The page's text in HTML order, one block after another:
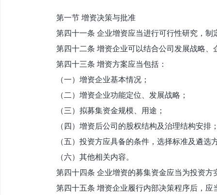
第一节 增资决策与批准
第四十一条 企业增资应当进行可行性研究，
第四十二条 增资企业可以结合公司发展战略
第四十三条 增资方案应当包括：
（一）增资企业基本情况；
（二）增资企业功能定位、发展战略；
（三）拟募集资金规模、用途；
（四）增资后公司的股权结构及治理结构安排
（五）投资方应具备的条件，选择标准及遴选
（六）其他相关内容。
第四十四条 企业增资的募集资金应当为投资方
第四十五条 增资企业履行内部决策程序后，